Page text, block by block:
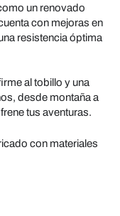
un renovado
con mejoras en
resistencia óptima
al tobillo y una
desde montaña a
tus aventuras.
con materiales